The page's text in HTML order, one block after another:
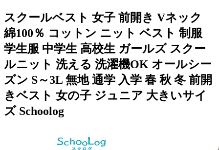
スクールベスト 女子 前開き Vネック
綿100％ コットン ニット ベスト 制服
学生服 中学生 高校生 ガールズ スクー
ルニット 洗える 洗濯機OK オールシー
ズン S～3L 無地 通学 入学 春 秋 冬 前開
きベスト 女の子 ジュニア 大きいサイ
ズ Schoolog